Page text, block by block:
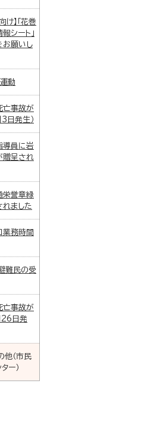
け】「花巻
シート」
お願いし
動
亡事故が
日発生）
導員に岩
贈呈され
栄誉章緑
ました
業務時間
難民の受
亡事故が
26日発
他（市民
ー）